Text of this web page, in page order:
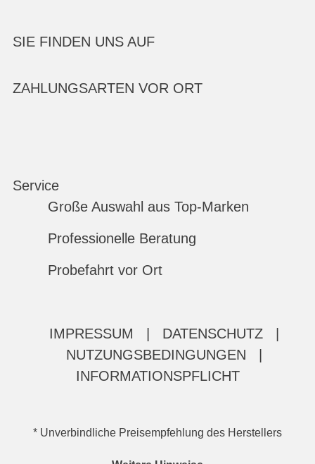
SIE FINDEN UNS AUF
ZAHLUNGSARTEN VOR ORT
Service
Große Auswahl aus Top-Marken
Professionelle Beratung
Probefahrt vor Ort
IMPRESSUM DATENSCHUTZ
NUTZUNGSBEDINGUNGEN
INFORMATIONSPFLICHT
* Unverbindliche Preisempfehlung des Herstellers